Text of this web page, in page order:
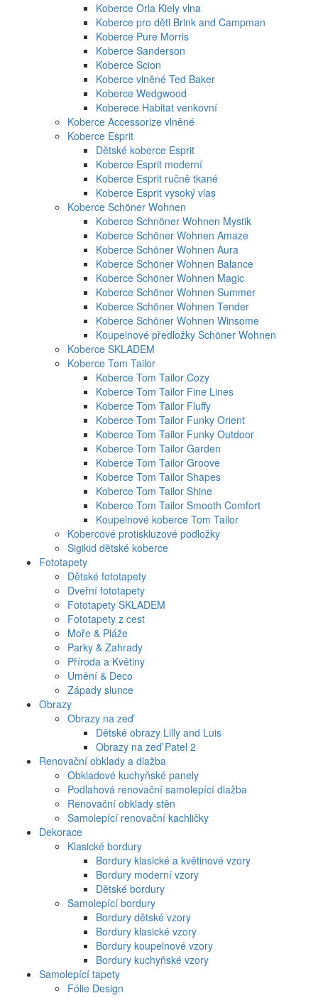
Koberce Orla Kiely vlna
Koberce pro děti Brink and Campman
Koberce Pure Morris
Koberce Sanderson
Koberce Scion
Koberce vlněné Ted Baker
Koberce Wedgwood
Koberece Habitat venkovní
Koberce Accessorize vlněné
Koberce Esprit
Dětské koberce Esprit
Koberce Esprit moderní
Koberce Esprit ručně tkané
Koberce Esprit vysoký vlas
Koberce Schöner Wohnen
Koberce Schnöner Wohnen Mystik
Koberce Schöner Wohnen Amaze
Koberce Schöner Wohnen Aura
Koberce Schöner Wohnen Balance
Koberce Schöner Wohnen Magic
Koberce Schöner Wohnen Summer
Koberce Schöner Wohnen Tender
Koberce Schöner Wohnen Winsome
Koupelnové předložky Schöner Wohnen
Koberce SKLADEM
Koberce Tom Tailor
Koberce Tom Tailor Cozy
Koberce Tom Tailor Fine Lines
Koberce Tom Tailor Fluffy
Koberce Tom Tailor Funky Orient
Koberce Tom Tailor Funky Outdoor
Koberce Tom Tailor Garden
Koberce Tom Tailor Groove
Koberce Tom Tailor Shapes
Koberce Tom Tailor Shine
Koberce Tom Tailor Smooth Comfort
Koupelnové koberce Tom Tailor
Kobercové protiskluzové podložky
Sigikid dětské koberce
Fototapety
Dětské fototapety
Dveřní fototapety
Fototapety SKLADEM
Fototapety z cest
Moře & Pláže
Parky & Zahrady
Příroda a Květiny
Umění & Deco
Západy slunce
Obrazy
Obrazy na zeď
Dětské obrazy Lilly and Luis
Obrazy na zeď Patel 2
Renovační obklady a dlažba
Obkladové kuchyňské panely
Podlahová renovační samolepící dlažba
Renovační obklady stěn
Samolepící renovační kachličky
Dekorace
Klasické bordury
Bordury klasické a květinové vzory
Bordury moderní vzory
Dětské bordury
Samolepící bordury
Bordury dětské vzory
Bordury klasické vzory
Bordury koupelnové vzory
Bordury kuchyňské vzory
Samolepící tapety
Fólie Design